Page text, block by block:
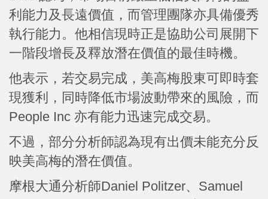
利能力及長遠價值，而管理團隊亦具備優秀
執行能力。他相信現時正是協助公司展開下
一階段增長及釋放潛在價值的最佳時機。
他表示，若交易完成，美高梅股東可即時套
現獲利，同時降低市場波動帶來的風險，而
People Inc 亦有能力迅速完成交易。
不過，部分分析師認為現有出價未能充分反
映美高梅的潛在價值。
摩根大通分析師Daniel Politzer、Samuel